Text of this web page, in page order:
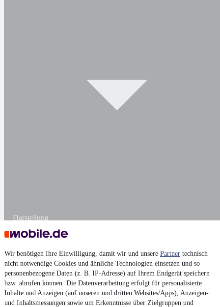
Wir benötigen Ihre Einwilligung, damit wir und unsere Partner technisch
nicht notwendige Cookies und ähnliche Technologien einsetzen und so
personenbezogene Daten (z. B. IP-Adresse) auf Ihrem Endgerät speichern
bzw. abrufen können. Die Datenverarbeitung erfolgt für personalisierte
Inhalte und Anzeigen (auf unseren und dritten Websites/Apps), Anzeigen-
und Inhaltsmessungen sowie um Erkenntnisse über Zielgruppen und
Darstellung